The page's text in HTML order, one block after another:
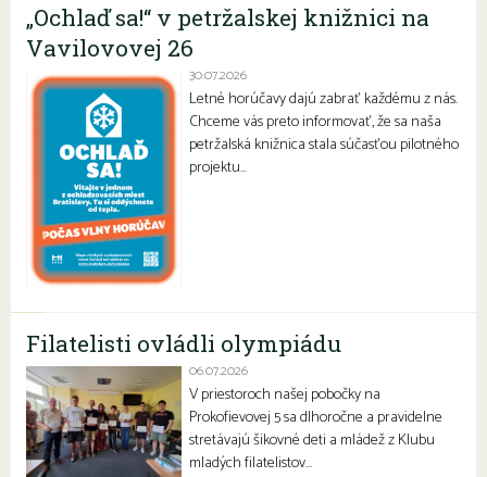
„Ochlaď sa!“ v petržalskej knižnici na
Vavilovovej 26
30.07.2026
Letné horúčavy dajú zabrať každému z nás.
Chceme vás preto informovať, že sa naša
petržalská knižnica stala súčasťou pilotného
projektu…
Filatelisti ovládli olympiádu
06.07.2026
V priestoroch našej pobočky na
Prokofievovej 5 sa dlhoročne a pravidelne
stretávajú šikovné deti a mládež z Klubu
mladých filatelistov…